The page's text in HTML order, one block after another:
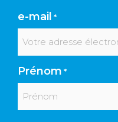
e-mail *
Prénom *